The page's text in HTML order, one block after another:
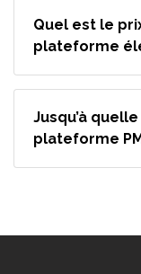
Quel est le
plateforme
Jusqu’à
plateforme